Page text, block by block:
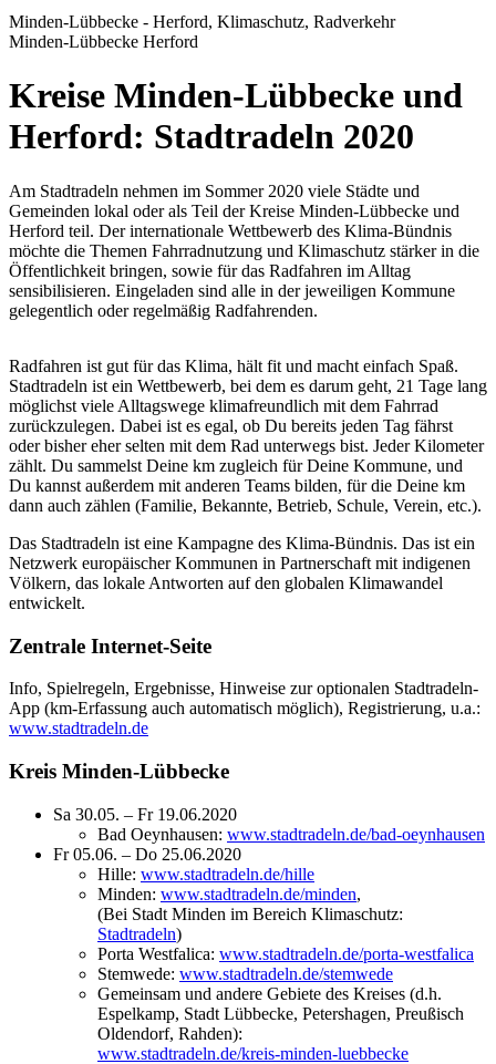
Minden-Lübbecke - Herford, Klimaschutz, Radverkehr
Minden-Lübbecke Herford
Kreise Minden-Lübbecke und
Herford: Stadtradeln 2020
Am Stadtradeln nehmen im Sommer 2020 viele Städte und
Gemeinden lokal oder als Teil der Kreise Minden-Lübbecke und
Herford teil. Der internationale Wettbewerb des Klima-Bündnis
möchte die Themen Fahrradnutzung und Klimaschutz stärker in die
Öffentlichkeit bringen, sowie für das Radfahren im Alltag
sensibilisieren. Eingeladen sind alle in der jeweiligen Kommune
gelegentlich oder regelmäßig Radfahrenden.
Radfahren ist gut für das Klima, hält fit und macht einfach Spaß.
Stadtradeln ist ein Wettbewerb, bei dem es darum geht, 21 Tage lang
möglichst viele Alltagswege klimafreundlich mit dem Fahrrad
zurückzulegen. Dabei ist es egal, ob Du bereits jeden Tag fährst
oder bisher eher selten mit dem Rad unterwegs bist. Jeder Kilometer
zählt. Du sammelst Deine km zugleich für Deine Kommune, und
Du kannst außerdem mit anderen Teams bilden, für die Deine km
dann auch zählen (Familie, Bekannte, Betrieb, Schule, Verein, etc.).
Das Stadtradeln ist eine Kampagne des Klima-Bündnis. Das ist ein
Netzwerk europäischer Kommunen in Partnerschaft mit indigenen
Völkern, das lokale Antworten auf den globalen Klimawandel
entwickelt.
Zentrale Internet-Seite
Info, Spielregeln, Ergebnisse, Hinweise zur optionalen Stadtradeln-
App (km-Erfassung auch automatisch möglich), Registrierung, u.a.:
www.stadtradeln.de
Kreis Minden-Lübbecke
Sa 30.05. – Fr 19.06.2020
Bad Oeynhausen: www.stadtradeln.de/bad-oeynhausen
Fr 05.06. – Do 25.06.2020
Hille: www.stadtradeln.de/hille
Minden: www.stadtradeln.de/minden,
(Bei Stadt Minden im Bereich Klimaschutz:
Stadtradeln)
Porta Westfalica: www.stadtradeln.de/porta-westfalica
Stemwede: www.stadtradeln.de/stemwede
Gemeinsam und andere Gebiete des Kreises (d.h.
Espelkamp, Stadt Lübbecke, Petershagen, Preußisch
Oldendorf, Rahden):
www.stadtradeln.de/kreis-minden-luebbecke